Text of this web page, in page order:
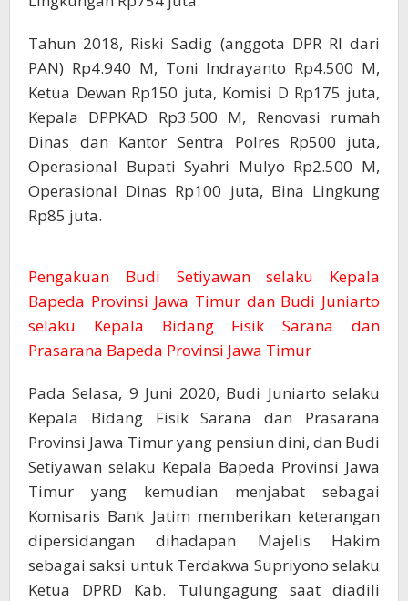
Tahun 2018, Riski Sadig (anggota DPR RI dari
PAN) Rp4.940 M, Toni Indrayanto Rp4.500 M,
Ketua Dewan Rp150 juta, Komisi D Rp175 juta,
Kepala DPPKAD Rp3.500 M, Renovasi rumah
Dinas dan Kantor Sentra Polres Rp500 juta,
Operasional Bupati Syahri Mulyo Rp2.500 M,
Operasional Dinas Rp100 juta, Bina Lingkung
Rp85 juta.
Pengakuan Budi Setiyawan selaku Kepala
Bapeda Provinsi Jawa Timur dan Budi Juniarto
selaku Kepala Bidang Fisik Sarana dan
Prasarana Bapeda Provinsi Jawa Timur
Pada Selasa, 9 Juni 2020, Budi Juniarto selaku
Kepala Bidang Fisik Sarana dan Prasarana
Provinsi Jawa Timur yang pensiun dini, dan Budi
Setiyawan selaku Kepala Bapeda Provinsi Jawa
Timur yang kemudian menjabat sebagai
Komisaris Bank Jatim memberikan keterangan
dipersidangan dihadapan Majelis Hakim
sebagai saksi untuk Terdakwa Supriyono selaku
Ketua DPRD Kab. Tulungagung saat diadili